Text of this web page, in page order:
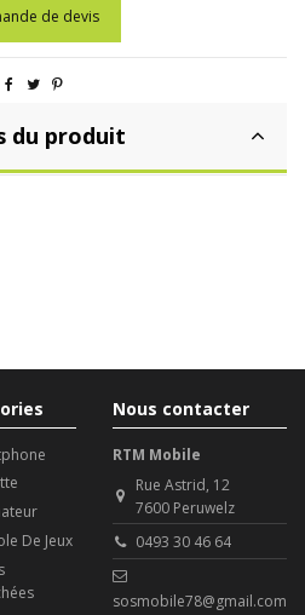
de devis
du produit
De Jeux
Nous contacter
RTM Mobile
Rue Astrid, 12
7600 Peruwelz
0493 30 46 64
sosmobile78@gmail.com